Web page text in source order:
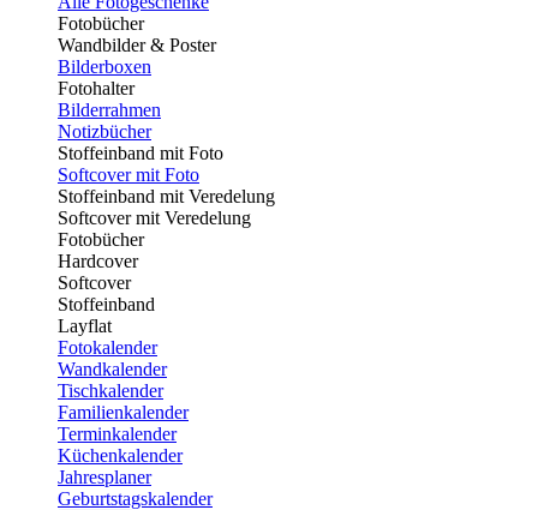
Fotobücher
Wandbilder & Poster
Bilderboxen
Fotohalter
Bilderrahmen
Notizbücher
Stoffeinband mit Foto
Softcover mit Foto
Stoffeinband mit Veredelung
Softcover mit Veredelung
Fotobücher
Hardcover
Softcover
Stoffeinband
Layflat
Fotokalender
Wandkalender
Tischkalender
Familienkalender
Terminkalender
Küchenkalender
Jahresplaner
Geburtstagskalender